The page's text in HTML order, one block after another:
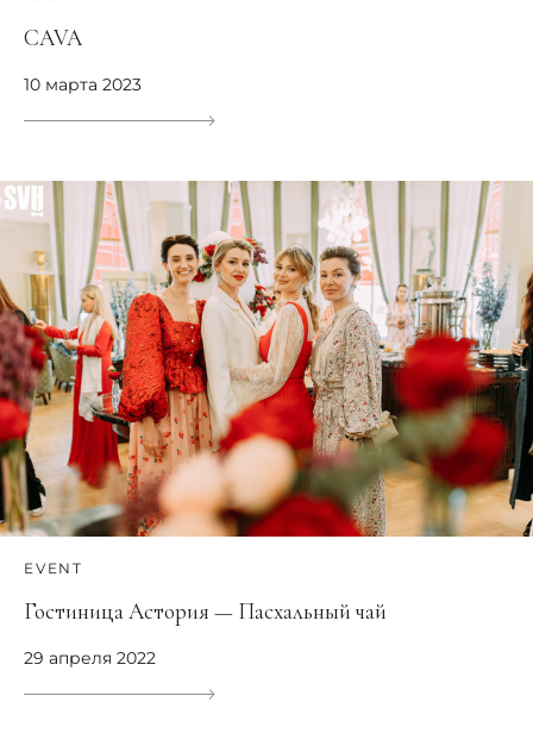
CAVA
10 марта 2023
EVENT
Гостиница Астория — Пасхальный чай
29 апреля 2022